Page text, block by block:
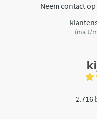
Neem contact
(ma t/
2.716